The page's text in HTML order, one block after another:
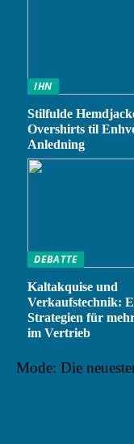
IHN
Stilfulde
Overshirts til
Anledning
DEBATTE
Kaltakquise und
Verkaufstechnik:
Strategien für
im Vertrieb
Mode: Die